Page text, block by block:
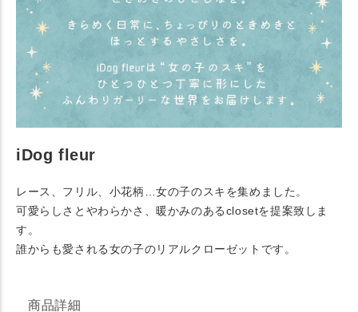
iDog fleur
レース、フリル、小花柄…女の子のスキを集めました。
可愛らしさとやわらかさ、暖かみのあるclosetを提案致しま
す。
誰からも愛される女の子のリアルクローゼットです。
商品詳細